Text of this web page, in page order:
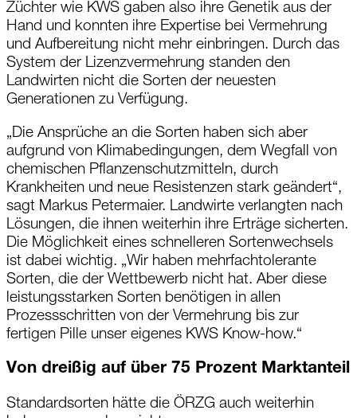
Züchter wie KWS gaben also ihre Genetik aus der
Hand und konnten ihre Expertise bei Vermehrung
und Aufbereitung nicht mehr einbringen. Durch das
System der Lizenzvermehrung standen den
Landwirten nicht die Sorten der neuesten
Generationen zu Verfügung.
„Die Ansprüche an die Sorten haben sich aber
aufgrund von Klimabedingungen, dem Wegfall von
chemischen Pflanzenschutzmitteln, durch
Krankheiten und neue Resistenzen stark geändert“,
sagt Markus Petermaier. Landwirte verlangten nach
Lösungen, die ihnen weiterhin ihre Erträge sicherten.
Die Möglichkeit eines schnelleren Sortenwechsels
ist dabei wichtig. „Wir haben mehrfachtolerante
Sorten, die der Wettbewerb nicht hat. Aber diese
leistungsstarken Sorten benötigen in allen
Prozessschritten von der Vermehrung bis zur
fertigen Pille unser eigenes KWS Know-how.“
Von dreißig auf über 75 Prozent Marktanteil
Standardsorten hätte die ÖRZG auch weiterhin